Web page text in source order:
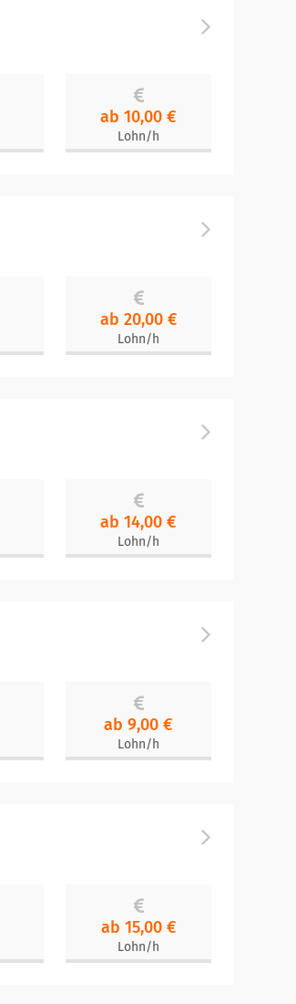
ab 10,00 €
Lohn/h
ab 20,00 €
Lohn/h
ab 14,00 €
Lohn/h
ab 9,00 €
Lohn/h
ab 15,00 €
Lohn/h